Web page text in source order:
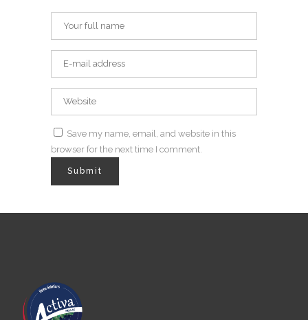
Save my name, email, and website in this
browser for the next time I comment.